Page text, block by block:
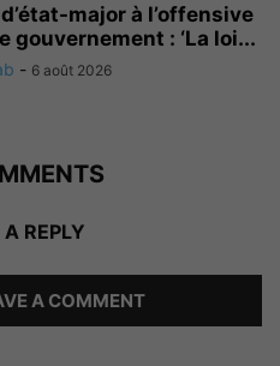
major à l’offensive
gouvernement : ‘La loi...
- 6 août 2026
REPLY
A COMMENT